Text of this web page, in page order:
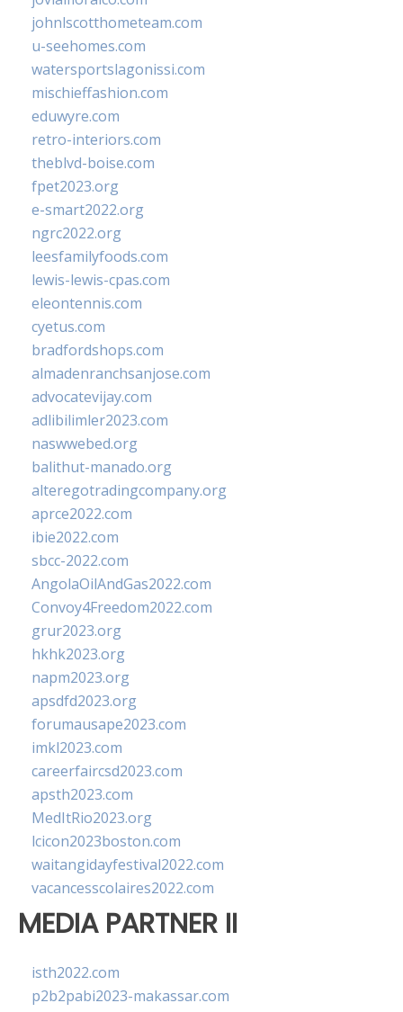
johnlscotthometeam.com
u-seehomes.com
watersportslagonissi.com
mischieffashion.com
eduwyre.com
retro-interiors.com
theblvd-boise.com
fpet2023.org
e-smart2022.org
ngrc2022.org
leesfamilyfoods.com
lewis-lewis-cpas.com
eleontennis.com
cyetus.com
bradfordshops.com
almadenranchsanjose.com
advocatevijay.com
adlibilimler2023.com
naswwebed.org
balithut-manado.org
alteregotradingcompany.org
aprce2022.com
ibie2022.com
sbcc-2022.com
AngolaOilAndGas2022.com
Convoy4Freedom2022.com
grur2023.org
hkhk2023.org
napm2023.org
apsdfd2023.org
forumausape2023.com
imkl2023.com
careerfaircsd2023.com
apsth2023.com
MedItRio2023.org
lcicon2023boston.com
waitangidayfestival2022.com
vacancesscolaires2022.com
MEDIA PARTNER II
isth2022.com
p2b2pabi2023-makassar.com